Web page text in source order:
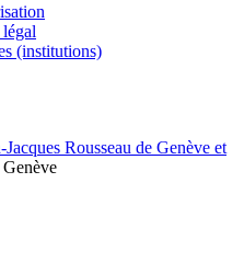
(institutions)